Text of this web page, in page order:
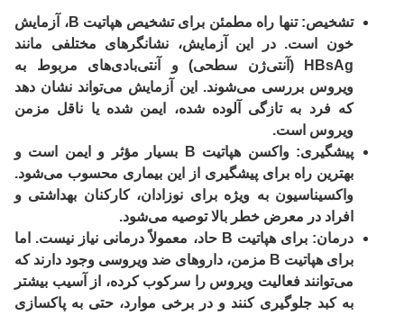
تشخیص: تنها راه مطمئن برای تشخیص هپاتیت B،
آزمایش
خون است. در این آزمایش، نشانگرهای مختلفی مانند
HBsAg (آنتی‌ژن سطحی) و آنتی‌بادی‌های مربوط به
ویروس بررسی می‌شوند. این آزمایش می‌تواند نشان دهد
که فرد به تازگی آلوده شده، ایمن شده یا ناقل مزمن
ویروس است.
پیشگیری: واکسن هپاتیت B
بسیار مؤثر و ایمن است و
بهترین راه برای پیشگیری از این بیماری محسوب می‌شود.
واکسیناسیون به ویژه برای نوزادان، کارکنان بهداشتی و
افراد در معرض خطر بالا توصیه می‌شود.
درمان:
برای هپاتیت B حاد، معمولاً درمانی نیاز نیست. اما
برای هپاتیت B مزمن
، داروهای ضد ویروسی وجود دارند که
می‌توانند فعالیت ویروس را سرکوب کرده، از آسیب بیشتر
به کبد جلوگیری کنند و در برخی موارد، حتی به پاکسازی